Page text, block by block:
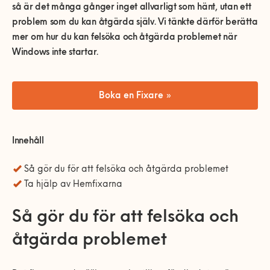
Utomhusinstallationer
Vanliga frågor
Var finns vi?
Fakta om RUT- och ROT-avdraget
Våra partners
Våra Fixare
Bolag med faktura
0770-220 720
Kundservice
så är det många gånger inget allvarligt som hänt, utan ett
problem som du kan åtgärda själv. Vi tänkte därför berätta
mer om hur du kan felsöka och åtgärda problemet när
Windows inte startar.
Boka en Fixare »
Innehåll
Så gör du för att felsöka och åtgärda problemet
Ta hjälp av Hemfixarna
Så gör du för att felsöka och
åtgärda problemet